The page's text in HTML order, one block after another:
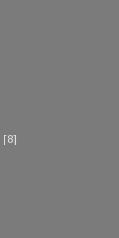
[8]